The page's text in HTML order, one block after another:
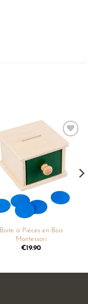
Ajouter
à la
Boite à Pièces en Bois
Montessori
€19.90